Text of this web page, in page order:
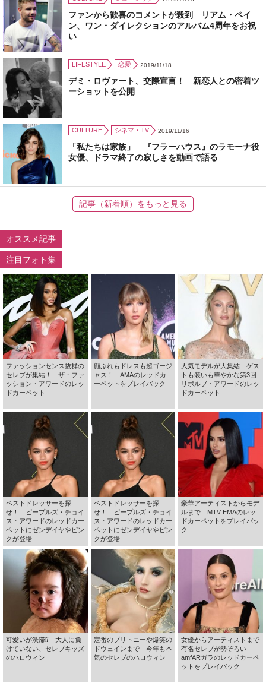
ファンから歓喜のコメントが殺到 リアム・ペイ
ン、ワン・ダイレクションのアルバム4周年をお祝
い
LIFESTYLE 恋愛 2019/11/18
デミ・ロヴァート、交際宣言！ 新恋人との密着ツ
ーショットを公開
CULTURE シネマ・TV 2019/11/16
「私たちは家族」 『フラーハウス』のラモーナ役
女優、ドラマ終了の寂しさを動画で語る
記事（新着順）をもっと見る
オススメ記事
注目フォト集
ファッションセンス抜群の
セレブが集結！ ザ・ファ
ッション・アワードのレッ
ドカーペット
顔ぶれもドレスも超ゴージ
ャス！ AMAのレッドカ
ーペットをプレイバック
人気モデルが大集結 ゲス
トも装いも華やかな第3回
リボルブ・アワードのレッ
ドカーペット
ベストドレッサーを探
せ！ ピープルズ・チョイ
ス・アワードのレッドカー
ペットにゼンデイヤやピン
クが登場
ベストドレッサーを探
せ！ ピープルズ・チョイ
ス・アワードのレッドカー
ペットにゼンデイヤやピン
クが登場
豪華アーティストからモデ
ルまで MTV EMAのレッ
ドカーペットをプレイバッ
ク
可愛いが渋滞⁉ 大人に負
けていない、セレブキッズ
のハロウィン
定番のブリトニーや爆笑の
ドウェインまで 今年も本
気のセレブのハロウィン
女優からアーティストまで
有名セレブが勢ぞろい
amfARガラのレッドカーペ
ットをプレイバック